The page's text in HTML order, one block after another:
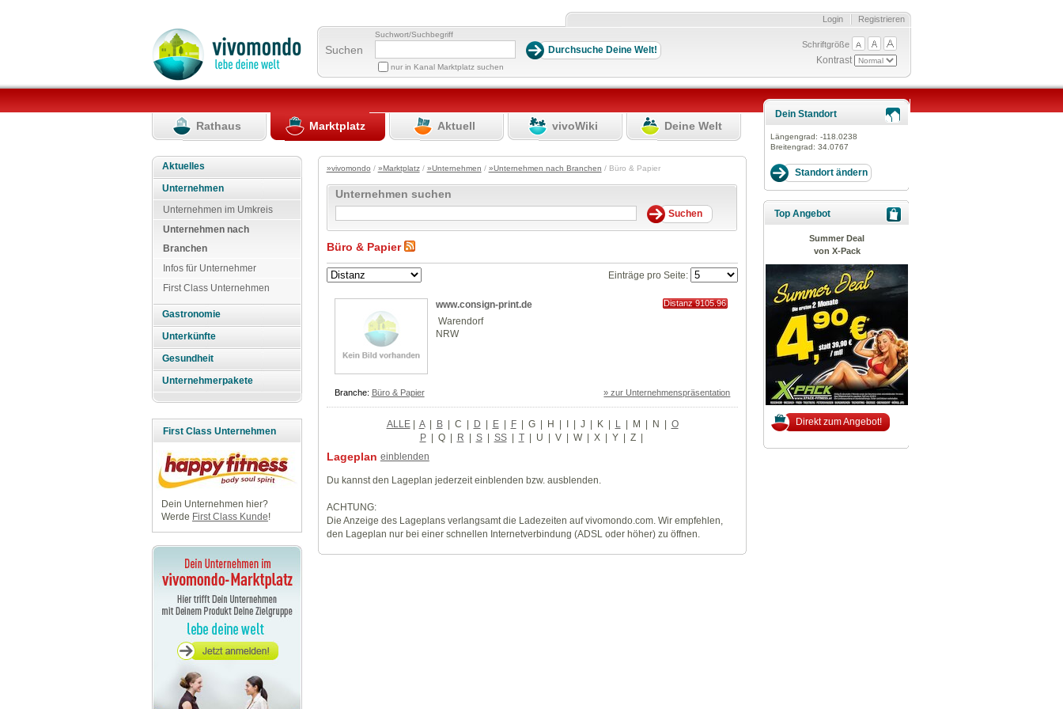
Registrieren
Login
Suchen
Suchwort/Suchbegriff
nur in Kanal Marktplatz suchen
Schriftgröße
Kontrast
Rathaus Marktplatz Aktuell vivoWiki Deine Welt
Aktuelles
Unternehmen
Unternehmen im Umkreis
Unternehmen nach
Branchen
Infos für Unternehmer
First Class Unternehmen
Gastronomie
Unterkünfte
Gesundheit
Unternehmerpakete
First Class Unternehmen
Dein Unternehmen hier?
Werde First Class Kunde!
»vivomondo / »Marktplatz/ »Unternehmen / »Unternehmen nach Branchen / Büro & Papier
Unternehmen suchen
Büro & Papier
Einträge pro Seite:
www.consign-print.de
Distanz 9105.96
Warendorf
NRW
Branche: Büro & Papier » zur Unternehmenspräsentation
ALLE| A | B | C | D | E | F | G | H | I | J | K | L | M | N | O
P | Q | R | S | SS | T | U | V | W| X | Y | Z |
Lageplan einblenden
Du kannst den Lageplan jederzeit einblenden bzw. ausblenden.
ACHTUNG:
Die Anzeige des Lageplans verlangsamt die Ladezeiten auf vivomondo.com. Wir empfehlen,
den Lageplan nur bei einer schnellen Internetverbindung (ADSL oder höher) zu öffnen.
Dein Standort
Längengrad: -118.0238
Breitengrad: 34.0767
Top Angebot
Summer Deal
von X-Pack
Direkt zum Angebot!